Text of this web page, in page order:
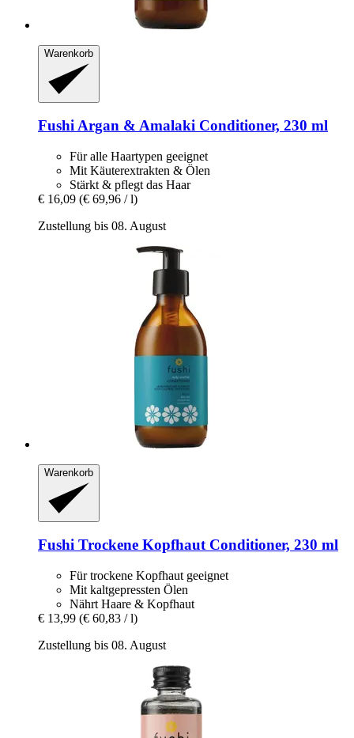
Warenkorb
FushiArgan & Amalaki Conditioner, 230 ml
Für alle Haartypen geeignet
Mit Käuterextrakten & Ölen
Stärkt & pflegt das Haar
€ 16,09 (€ 69,96 / l)
Zustellung bis 08. August
Warenkorb
Fushi Trockene Kopfhaut Conditioner, 230 ml
Für trockene Kopfhaut geeignet
Mit kaltgepressten Ölen
Nährt Haare & Kopfhaut
€ 13,99 (€ 60,83 / l)
Zustellung bis 08. August